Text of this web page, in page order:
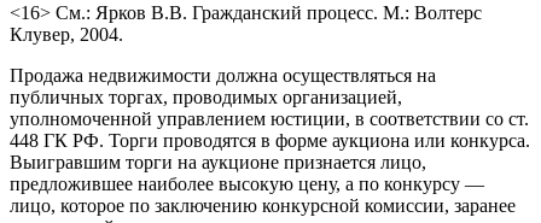
<16> См.: Ярков В.В. Гражданский процесс. М.: Волтерс
Клувер, 2004.
Продажа недвижимости должна осуществляться на
публичных торгах, проводимых организацией,
уполномоченной управлением юстиции, в соответствии со ст.
448 ГК РФ. Торги проводятся в форме аукциона или конкурса.
Выигравшим торги на аукционе признается лицо,
предложившее наиболее высокую цену, а по конкурсу —
лицо, которое по заключению конкурсной комиссии, заранее